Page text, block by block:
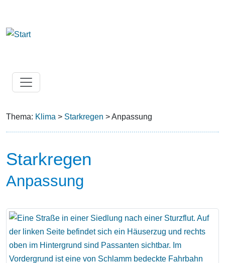
Thema: Klima > Starkregen > Anpassung
Starkregen
Anpassung